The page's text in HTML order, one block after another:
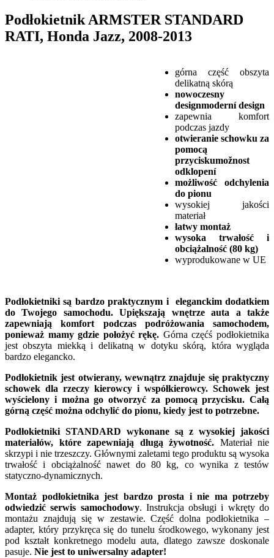
Podłokietnik ARMSTER STANDARD
RATI, Honda Jazz, 2008-2013
górna część obszyta
delikatną skórą
nowoczesny
designmoderní design
zapewnia komfort
podczas jazdy
otwieranie schowku za
pomocą
przyciskumožnost
odklopení
możliwość odchylenia
do pionu
wysokiej jakości
materiał
łatwy montaż
wysoka trwałość i
obciążalność (80 kg)
wyprodukowane w UE
Podłokietniki są bardzo praktycznym i eleganckim dodatkiem
do Twojego samochodu. Upiększają wnętrze auta a także
zapewniają komfort podczas podróżowania samochodem,
ponieważ mamy gdzie położyć rękę. Górna częćś podłokietnika
jest obszyta miekką i delikatną w dotyku skórą, która wygląda
bardzo elegancko.
Podłokietnik jest otwierany, wewnątrz znajduje się praktyczny
schowek dla rzeczy kierowcy i współkierowcy. Schowek jest
wyścielony i można go otworzyć za pomocą przycisku. Całą
górną część można odchylić do pionu, kiedy jest to potrzebne.
Podłokietniki STANDARD wykonane są z wysokiej jakości
materiałów, które zapewniają długą żywotność. Materiał nie
skrzypi i nie trzeszczy. Głównymi zaletami tego produktu są wysoka
trwałość i obciążalność nawet do 80 kg, co wynika z testów
statyczno-dynamicznych.
Montaż podłokietnika jest bardzo prosta i nie ma potrzeby
odwiedzić serwis samochodowy. Instrukcja obsługi i wkręty do
montażu znajdują się w zestawie. Część dolna podłokietnika –
adapter, który przykręca się do tunelu środkowego, wykonany jest
pod kształt konkretnego modelu auta, dlatego zawsze doskonale
pasuje. Nie jest to uniwersalny adapter!